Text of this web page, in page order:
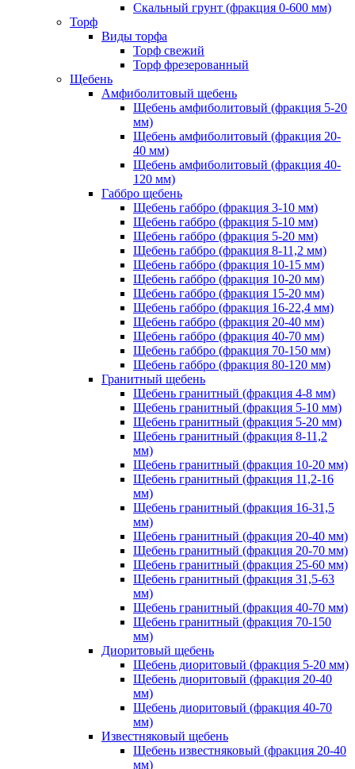
Скальный грунт (фракция 0-600 мм)
Торф
Виды торфа
Торф свежий
Торф фрезерованный
Щебень
Амфиболитовый щебень
Щебень амфиболитовый (фракция 5-20
мм)
Щебень амфиболитовый (фракция 20-
40 мм)
Щебень амфиболитовый (фракция 40-
120 мм)
Габбро щебень
Щебень габбро (фракция 3-10 мм)
Щебень габбро (фракция 5-10 мм)
Щебень габбро (фракция 5-20 мм)
Щебень габбро (фракция 8-11,2 мм)
Щебень габбро (фракция 10-15 мм)
Щебень габбро (фракция 10-20 мм)
Щебень габбро (фракция 15-20 мм)
Щебень габбро (фракция 16-22,4 мм)
Щебень габбро (фракция 20-40 мм)
Щебень габбро (фракция 40-70 мм)
Щебень габбро (фракция 70-150 мм)
Щебень габбро (фракция 80-120 мм)
Гранитный щебень
Щебень гранитный (фракция 4-8 мм)
Щебень гранитный (фракция 5-10 мм)
Щебень гранитный (фракция 5-20 мм)
Щебень гранитный (фракция 8-11,2
мм)
Щебень гранитный (фракция 10-20 мм)
Щебень гранитный (фракция 11,2-16
мм)
Щебень гранитный (фракция 16-31,5
мм)
Щебень гранитный (фракция 20-40 мм)
Щебень гранитный (фракция 20-70 мм)
Щебень гранитный (фракция 25-60 мм)
Щебень гранитный (фракция 31,5-63
мм)
Щебень гранитный (фракция 40-70 мм)
Щебень гранитный (фракция 70-150
мм)
Диоритовый щебень
Щебень диоритовый (фракция 5-20 мм)
Щебень диоритовый (фракция 20-40
мм)
Щебень диоритовый (фракция 40-70
мм)
Известняковый щебень
Щебень известняковый (фракция 20-40
мм)